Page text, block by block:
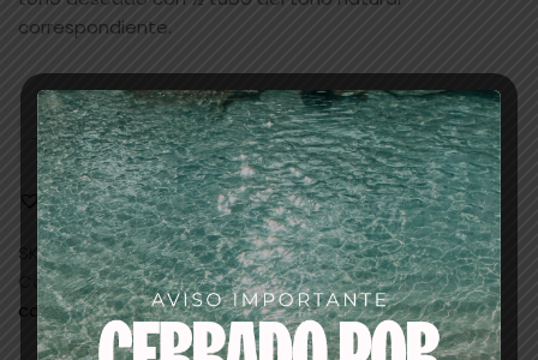
correspondiente.
AÑADIR AL CARRITO
Añadir a la lista de deseos
SKU:463330
Categorías:PELUQUERIA,tintes/baño de
color/oxigenadas